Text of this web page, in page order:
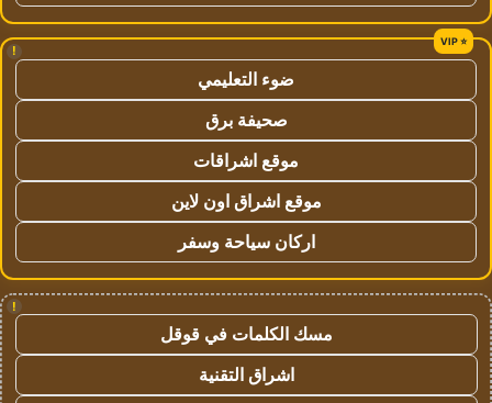
!
ضوء التعليمي
صحيفة برق
موقع اشراقات
موقع اشراق اون لاين
اركان سياحة وسفر
!
مسك الكلمات في قوقل
اشراق التقنية